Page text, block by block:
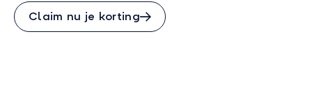
Claim nu je korting